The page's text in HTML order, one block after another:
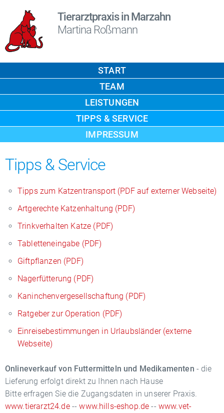
Tierarztpraxis in Marzahn
Martina Roßmann
START
TEAM
LEISTUNGEN
TIPPS & SERVICE
IMPRESSUM
Tipps & Service
Tipps zum Katzentransport (PDF auf externer Webseite)
Artgerechte Katzenhaltung (PDF)
Trinkverhalten Katze (PDF)
Tabletteneingabe (PDF)
Giftpflanzen (PDF)
Nagerfütterung (PDF)
Kaninchenvergesellschaftung (PDF)
Ratgeber zur Operation (PDF)
Einreisebestimmungen in Urlaubsländer (externe
Webseite)
Onlineverkauf von Futtermitteln und Medikamenten - die
Lieferung erfolgt direkt zu Ihnen nach Hause
Bitte erfragen Sie die Zugangsdaten in unserer Praxis.
www.tierarzt24.de--www.hills-eshop.de -- www.vet-